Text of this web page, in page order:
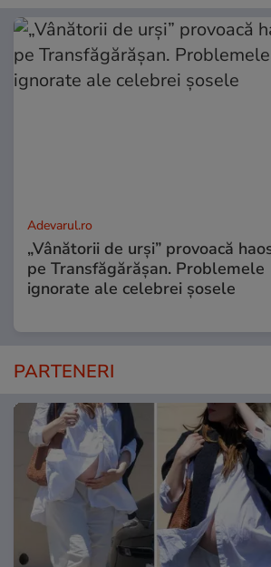
Adevarul.ro
„Vânătorii de urși” provoacă
pe Transfăgărășan. Problemele
ignorate ale celebrei șosele
PARTENERI